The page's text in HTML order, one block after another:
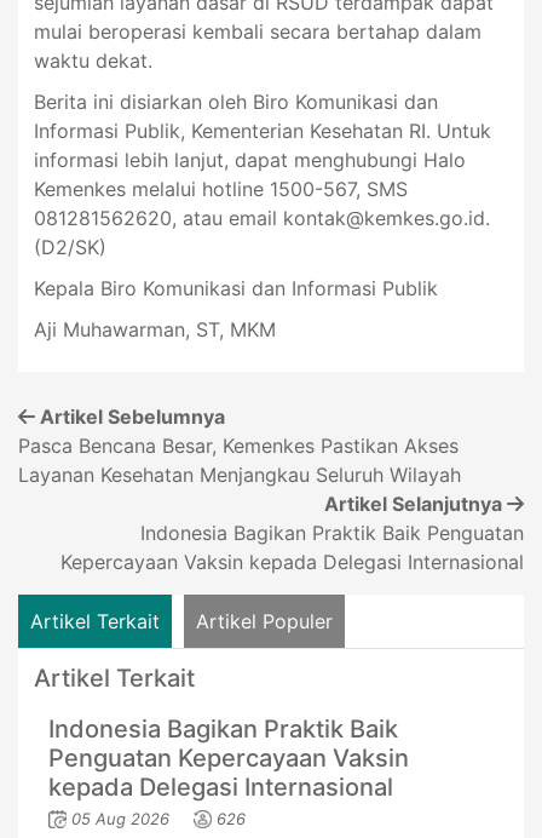
mulai beroperasi kembali secara bertahap dalam
waktu dekat.
Berita ini disiarkan oleh Biro Komunikasi dan
Informasi Publik, Kementerian Kesehatan RI. Untuk
informasi lebih lanjut, dapat menghubungi Halo
Kemenkes melalui hotline 1500-567, SMS
081281562620, atau email kontak@kemkes.go.id.
(D2/SK)
Kepala Biro Komunikasi dan Informasi Publik
Aji Muhawarman, ST, MKM
Artikel Sebelumnya
Pasca Bencana Besar, Kemenkes Pastikan Akses
Layanan Kesehatan Menjangkau Seluruh Wilayah
Artikel Selanjutnya
Indonesia Bagikan Praktik Baik Penguatan
Kepercayaan Vaksin kepada Delegasi Internasional
Artikel Terkait Artikel Populer
Artikel Terkait
Indonesia Bagikan Praktik Baik
Penguatan Kepercayaan Vaksin
kepada Delegasi Internasional
05 Aug 2026 626